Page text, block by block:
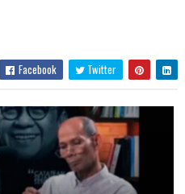
Facebook Twitter